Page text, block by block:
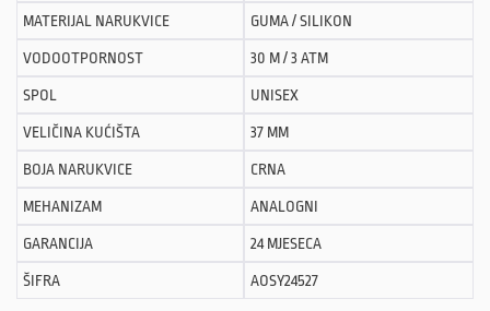
MATERIJAL NARUKVICE GUMA / SILIKON
VODOOTPORNOST 30 M / 3 ATM
SPOL UNISEX
VELIČINA KUĆIŠTA 37 MM
BOJA NARUKVICE CRNA
MEHANIZAM ANALOGNI
GARANCIJA 24 MJESECA
ŠIFRA AOSY24527